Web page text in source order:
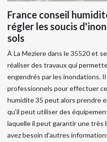
France conseil
régler les soucis
sols
À La Meziere dans le 35520 et
réaliser des travaux qui
engendrés par les inondations.
professionnels pour effectuer
humidite 35 peut alors prendre
qu'il peut utiliser des
laquelle il peut garantir une très
avez besoin d'autres